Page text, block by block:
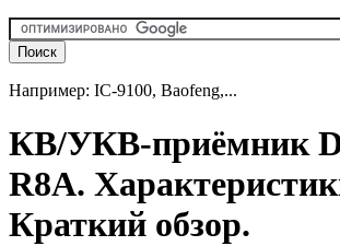
Например: IC-9100, Baofeng,...
КВ/УКВ-приёмник
R8A.
Краткий обзор.